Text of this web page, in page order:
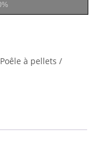
Poêle à pellets /